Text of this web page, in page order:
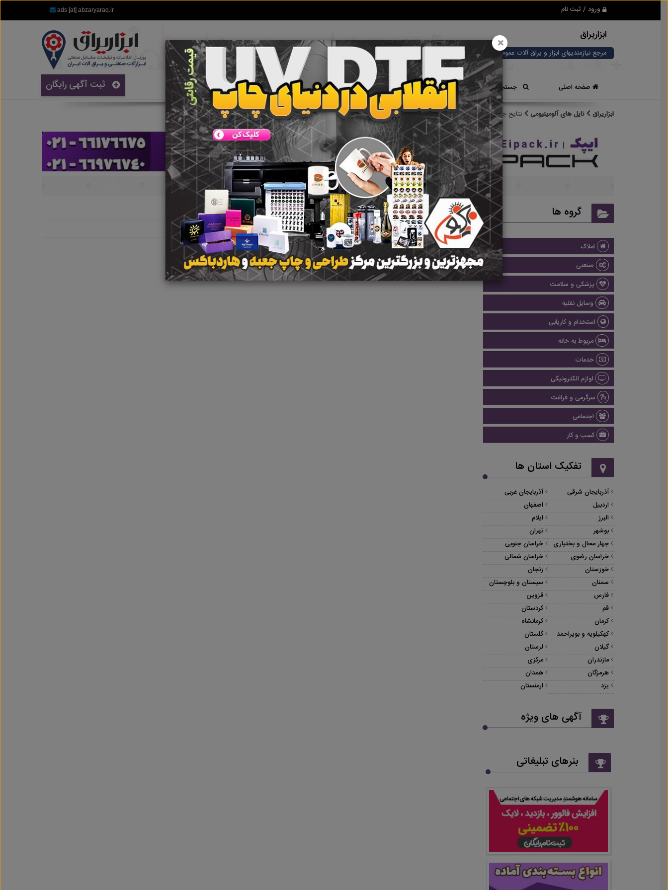
ورود / ثبت نام ads [at] abzaryaraq.ir
ابزاریراق
مرجع نیازمندیهای ابزار و یراق آلات عمومی و صنعتی
صفحه اصلی جستجوی سریع تعرفه آگهی ها خبرهای سایت تماس با ما ثبت آگهی رایگان
ابزاریراق تایل های آلومینیومی نتایج جستجو برای برچسبتایل های آلومینیومی
نتایج جستجو برای برچسبتایل های آلومینیومی گروه ها
املاک
صنعتی
پزشکی و سلامت
وسایل نقلیه
استخدام و کاریابی
مربوط به خانه
خدمات
لوازم الکترونیکی
سرگرمی و فراغت
اجتماعی
کسب و کار
تفکیک استان ها
آذربایجان شرقی
آذربایجان غربی
اردبیل
اصفهان
البرز
ایلام
بوشهر
تهران
چهار محال و بختیاری
خراسان جنوبی
خراسان رضوی
خراسان شمالی
خوزستان
زنجان
سمنان
سیستان و بلوچستان
فارس
قزوین
قم
کردستان
کرمان
کرمانشاه
کهکیلویه و بویراحمد
گلستان
گیلان
لرستان
مازندران
مرکزی
هرمزگان
همدان
یزد
ارمنستان
آگهی های ویژه
بنرهای تبلیغاتی
×